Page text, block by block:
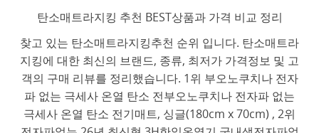
탄소매트라지킹 추천 BEST상품과 가격 비교 정리
찾고 있는 탄소매트라지킹추천 순위 입니다. 탄소매트라
지킹에 대한 최신의 브랜드, 종류, 최저가 가격정보 및 고
객의 구매 리뷰를 정리했습니다. 1위 부오노쿠치나 전자
파 없는 극세사 온열 탄소 전부오노쿠치나 전자파 없는
극세사 온열 탄소 전기매트, 싱글(180cm x 70cm) , 2위